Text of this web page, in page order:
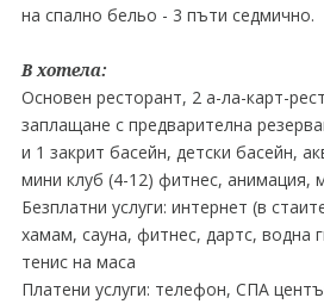
на спално бельо - 3 пъти седмично.
В хотела:
Основен ресторант, 2 а-ла-карт-
заплащане с предварителна
и 1 закрит басейн, детски басейн,
мини клуб (4-12) фитнес, анимация,
Безплатни услуги: интернет (в
хамам, сауна, фитнес, дартс, водна
тенис на маса
Платени услуги: телефон, СПА